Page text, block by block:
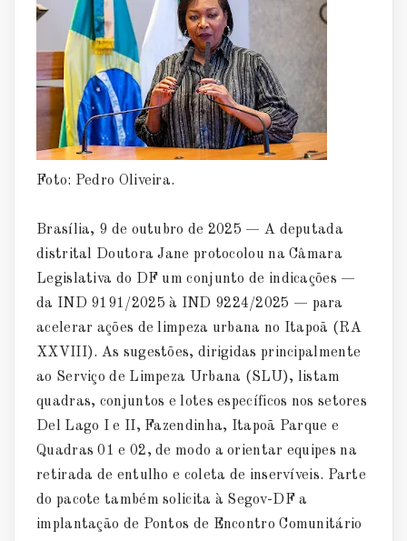
Foto: Pedro Oliveira.
Brasília, 9 de outubro de 2025 — A deputada
distrital Doutora Jane protocolou na Câmara
Legislativa do DF um conjunto de indicações —
da IND 9191/2025 à IND 9224/2025 — para
acelerar ações de limpeza urbana no Itapoã (RA
XXVIII). As sugestões, dirigidas principalmente
ao Serviço de Limpeza Urbana (SLU), listam
quadras, conjuntos e lotes específicos nos setores
Del Lago I e II, Fazendinha, Itapoã Parque e
Quadras 01 e 02, de modo a orientar equipes na
retirada de entulho e coleta de inservíveis. Parte
do pacote também solicita à Segov-DF a
implantação de Pontos de Encontro Comunitário